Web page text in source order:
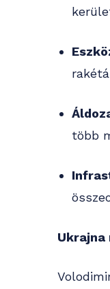
több
Ukrajna